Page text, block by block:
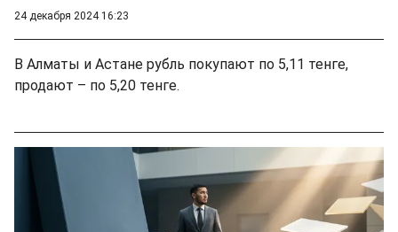
24 декабря 2024 16:23
В Алматы и Астане рубль покупают по 5,11 тенге,
продают – по 5,20 тенге.